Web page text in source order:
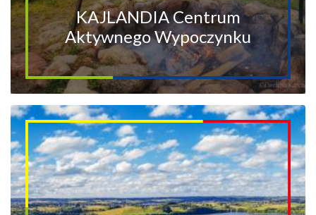
KAJLANDIA Centrum
Aktywnego Wypoczynku